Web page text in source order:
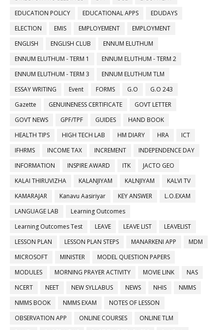
EDUCATION POLICY
EDUCATIONAL APPS
EDUDAYS
ELECTION
EMIS EMPLOYEMENT
EMPLOYMENT
ENGLISH
ENGLISH CLUB
ENNUM ELUTHUM
ENNUM ELUTHUM - TERM 1
ENNUM ELUTHUM - TERM 2
ENNUM ELUTHUM - TERM 3
ENNUM ELUTHUM TLM
ESSAY WRITING
Event FORMS G.O
G.O 243
Gazette
GENUINENESS CERTIFICATE
GOVT LETTER
GOVT NEWS
GPF/TPF GUIDES
HAND BOOK
HEALTH TIPS
HIGH TECH LAB HM DIARY HRA
ICT
IFHRMS
INCOME TAX INCREMENT
INDEPENDENCE DAY
INFORMATION
INSPIRE AWARD ITK
JACTO GEO
KALAI THIRUVIZHA
KALANJIYAM KALNJIYAM
KALVI TV
KAMARAJAR
Kanavu Aasiriyar KEY ANSWER
L.O.EXAM
LANGUAGE LAB
Learning Outcomes
Learning Outcomes Test
LEAVE LEAVE LIST
LEAVELIST
LESSON PLAN
LESSON PLAN STEPS MANARKENI APP
MDM
MICROSOFT
MINISTER
MODEL QUESTION PAPERS
MODULES
MORNING PRAYER ACTIVITY MOVIE LINK
NAS
NCERT
NEET NEW SYLLABUS NEWS NHIS
NMMS
NMMS BOOK
NMMS EXAM
NOTES OF LESSON
OBSERVATION APP
ONLINE COURSES
ONLINE TLM